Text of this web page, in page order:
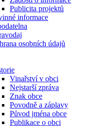
Publicita projektů
informace
osobních údajů
Vinařství v obci
Nejstarší zpráva
Znak obce
Povodně a záplavy
Původ jména obce
Publikace o obci